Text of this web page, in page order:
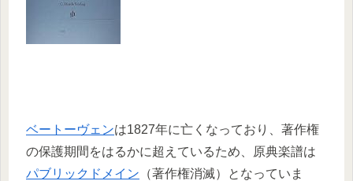
ベートーヴェンは1827年に亡くなっており、著作権
の保護期間をはるかに超えているため、原典楽譜は
パブリックドメイン （著作権消滅）となっていま